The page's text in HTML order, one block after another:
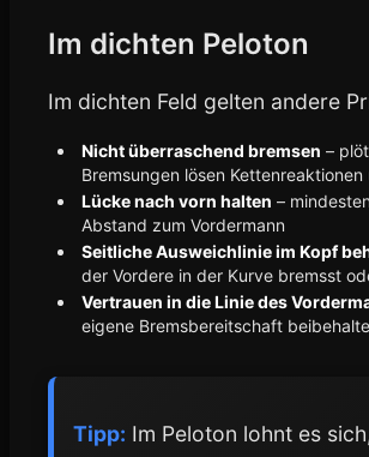
Im dichten Peloton
Im dichten Feld gelten andere
Nicht überraschend bremsen –
Bremsungen lösen
Lücke nach vorn halten –
Abstand zum Vordermann
Seitliche Ausweichlinie im Kopf
der Vordere in der Kurve bremsst
Vertrauen in die Linie des
eigene Bremsbereitschaft
Tipp: Im Peloton lohnt es